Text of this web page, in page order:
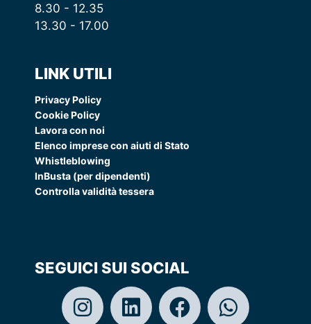
8.30 - 12.35
13.30 - 17.00
LINK UTILI
Privacy Policy
Cookie Policy
Lavora con noi
Elenco imprese con aiuti di Stato
Whistleblowing
InBusta (per dipendenti)
Controlla validità tessera
SEGUICI SUI SOCIAL